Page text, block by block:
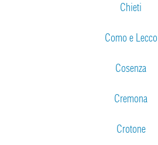
Chieti
Como e Lecco
Cosenza
Cremona
Crotone